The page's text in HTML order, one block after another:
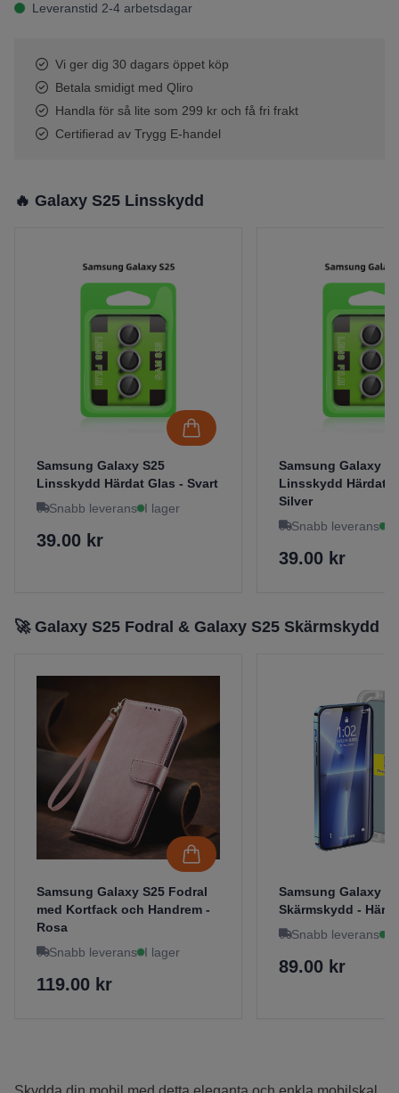
Leveranstid 2-4 arbetsdagar
Vi ger dig 30 dagars öppet köp
Betala smidigt med Qliro
Handla för så lite som 299 kr och få fri frakt
Certifierad av Trygg E-handel
🔥 Galaxy S25 Linsskydd
Samsung Galaxy S25
Linsskydd Härdat Glas - Svart
Snabb leverans I lager
39.00 kr
Samsung Galaxy
Linsskydd Härdat
Silver
Snabb leverans
39.00 kr
🚀 Galaxy S25 Fodral & Galaxy S25 Skärmskydd
Samsung Galaxy S25 Fodral
med Kortfack och Handrem -
Rosa
Snabb leverans I lager
119.00 kr
Samsung Galaxy
Skärmskydd -
Snabb leverans
89.00 kr